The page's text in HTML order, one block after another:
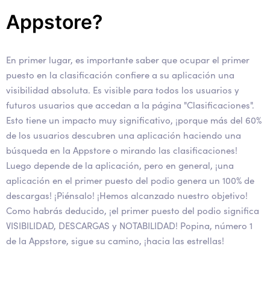
Appstore?
En primer lugar, es importante saber que ocupar el primer
puesto en la clasificación confiere a su aplicación una
visibilidad absoluta. Es visible para todos los usuarios y
futuros usuarios que accedan a la página "Clasificaciones".
Esto tiene un impacto muy significativo, ¡porque más del 60%
de los usuarios descubren una aplicación haciendo una
búsqueda en la Appstore o mirando las clasificaciones!
Luego depende de la aplicación, pero en general, ¡una
aplicación en el primer puesto del podio genera un 100% de
descargas! ¡Piénsalo! ¡Hemos alcanzado nuestro objetivo!
Como habrás deducido, ¡el primer puesto del podio significa
VISIBILIDAD, DESCARGAS y NOTABILIDAD! Popina, número 1
de la Appstore, sigue su camino, ¡hacia las estrellas!